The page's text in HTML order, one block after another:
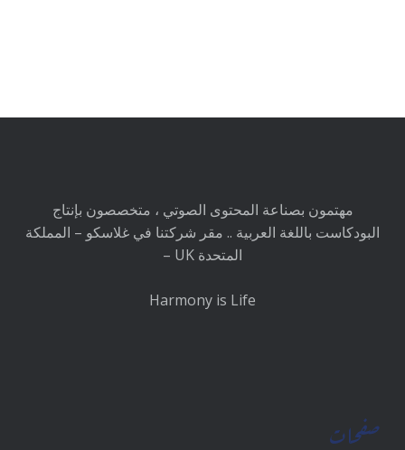
مهتمون بصناعة المحتوى الصوتي ، متخصصون بإنتاج
البودكاست باللغة العربية .. مقر شركتنا في غلاسكو – المملكة
المتحدة UK –
Harmony is Life
صفحات